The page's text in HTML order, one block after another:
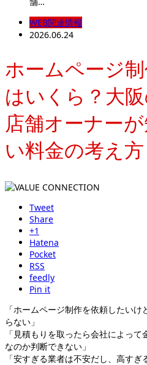
WEB関連情報
2026.06.24
ホームページ
はいくら？大阪
店舗オーナー
い料金の考え方
Tweet
Share
+1
Hatena
Pocket
RSS
feedly
Pin it
「ホームページ制作を依頼したい
らない」
「見積もりを取ったら会社によっ
なのか判断できない」
「安すぎる業者は不安だし、高すぎ